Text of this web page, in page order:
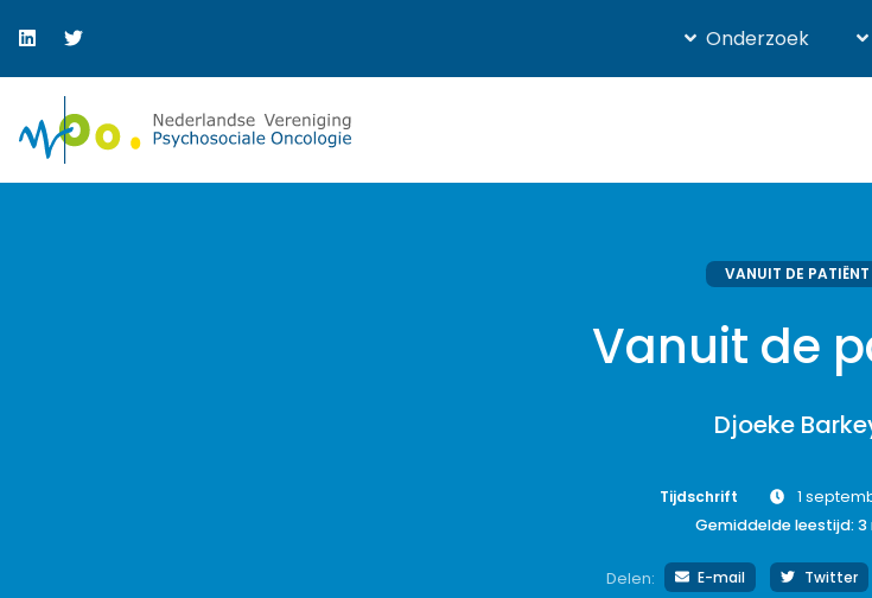
Onderzoek
VANUIT DE PATIËNT
Vanuit de
Djoeke
Tijdschrift
1
Gemiddelde leestijd: 3
Delen: E-mail Twitter